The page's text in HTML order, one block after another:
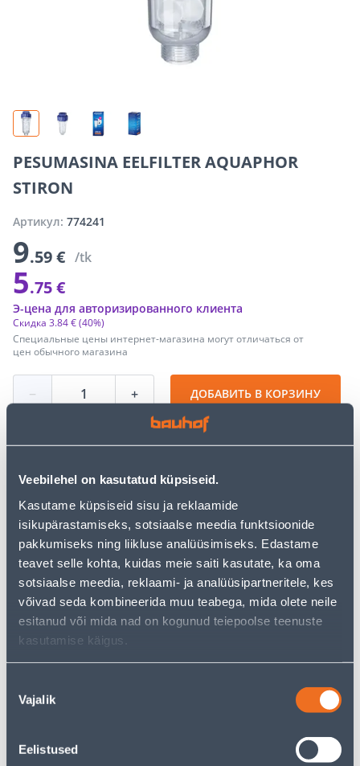
Veebilehel on kasutatud küpsiseid.
Kasutame küpsiseid sisu ja reklaamide
isikupärastamiseks, sotsiaalse meedia funktsioonide
pakkumiseks ning liikluse analüüsimiseks. Edastame
teavet selle kohta, kuidas meie saiti kasutate, ka oma
sotsiaalse meedia, reklaami- ja analüüsipartneritele, kes
võivad seda kombineerida muu teabega, mida olete neile
esitanud või mida nad on kogunud teiepoolse teenuste
kasutamise käigus.
valik
Vajalik
Eelistused
PESUMASINA EELFILTER AQUAPHOR
STIRON
Артикул: 774241
9.59 € /tk
5.75 €
Специальные цены интернет-магазина могут отличаться от
цен обычного магазина
Скидка 3.84 €(40%)
Э-цена для авторизированного клиента
− + ДОБАВИТЬ В КОРЗИНУ
Посмотреть наличие
• Katlakivivastane filter boileritele, pesumasinatele ja
kohvimasinatele.
• Tõhus lahendus katlakivi tekke vähendamiseks
kodustes veesüsteemides.
• Sisaldab naatriumpolüfosfaati, mis seob vees
leiduvaid kaltsiumi- ja magneesiumiioone ning hoiab
need lahustunud kujul, takistades katlakivi ladestumist
torustikus ja seadmete küttekehadel.